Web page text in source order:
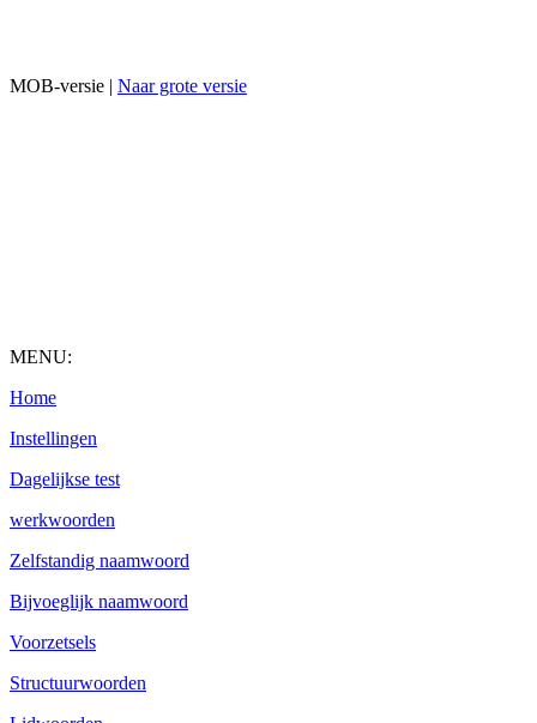
MOB-versie | Naar grote versie
MENU:
Home
Instellingen
Dagelijkse test
werkwoorden
Zelfstandig naamwoord
Bijvoeglijk naamwoord
Voorzetsels
Structuurwoorden